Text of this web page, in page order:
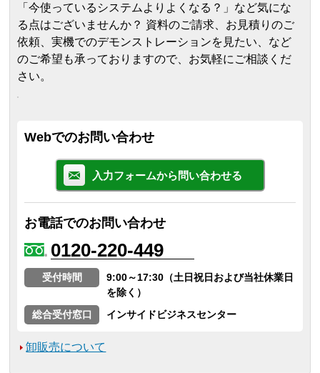
「今使っているシステムよりよくなる？」など気にな
る点はございませんか？ 資料のご請求、お見積りのご
依頼、実機でのデモンストレーションを見たい、など
のご希望も承っておりますので、お気軽にご相談くだ
さい。
Webでのお問い合わせ
入力フォームから問い合わせる
お電話でのお問い合わせ
0120-220-449
受付時間
9:00～17:30（土日祝日および当社休業日
を除く）
総合受付窓口
インサイドビジネスセンター
卸販売について